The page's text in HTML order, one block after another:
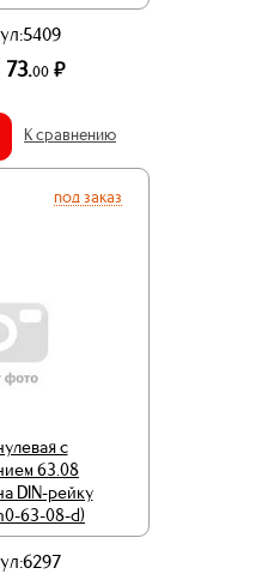
73.00 р.
К сравнению
под заказ
с
63.08
DIN-рейку
63-08-d)